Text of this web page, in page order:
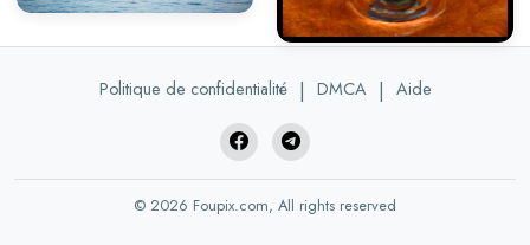
Politique de confidentialité | DMCA | Aide
© 2026 Foupix.com, All rights reserved